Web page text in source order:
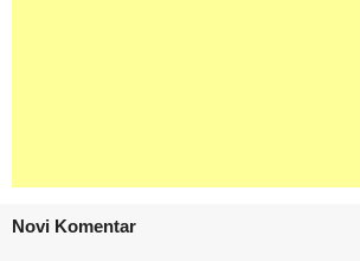
Novi Komentar